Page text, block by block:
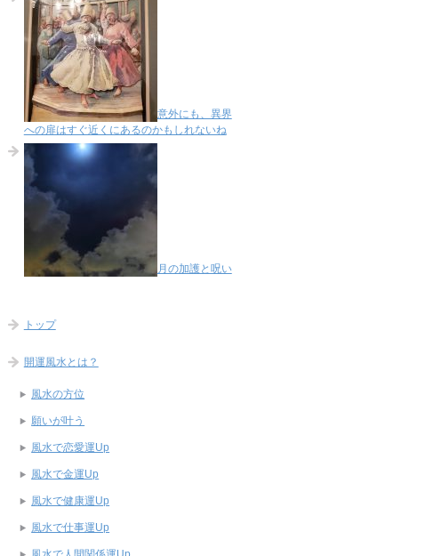
意外にも、異界
への扉はすぐ近くにあるのかもしれないね
月の加護と呪い
トップ
開運風水とは？
風水の方位
願いが叶う
風水で恋愛運Up
風水で金運Up
風水で健康運Up
風水で仕事運Up